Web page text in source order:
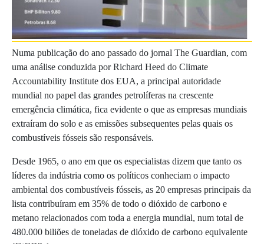
Numa publicação do ano passado do jornal The Guardian, com
uma análise conduzida por Richard Heed do Climate
Accountability Institute dos EUA, a principal autoridade
mundial no papel das grandes petrolíferas na crescente
emergência climática, fica evidente o que as empresas mundiais
extraíram do solo e as emissões subsequentes pelas quais os
combustíveis fósseis são responsáveis.
Desde 1965, o ano em que os especialistas dizem que tanto os
líderes da indústria como os políticos conheciam o impacto
ambiental dos combustíveis fósseis, as 20 empresas principais da
lista contribuíram em 35% de todo o dióxido de carbono e
metano relacionados com toda a energia mundial, num total de
480.000 biliões de toneladas de dióxido de carbono equivalente